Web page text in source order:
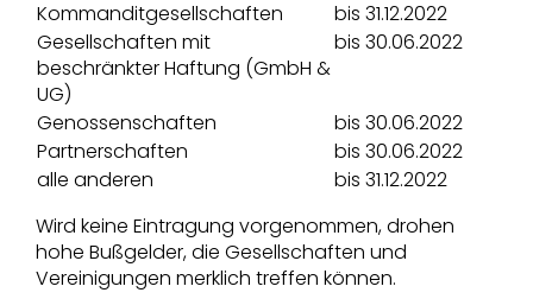
Kommanditgesellschaften
bis 31.12.2022
Gesellschaften mit
beschränkter Haftung (GmbH &
UG)
bis 30.06.2022
Genossenschaften
bis 30.06.2022
Partnerschaften
bis 30.06.2022
alle anderen
bis 31.12.2022
Wird keine Eintragung vorgenommen, drohen
hohe Bußgelder, die Gesellschaften und
Vereinigungen merklich treffen können.